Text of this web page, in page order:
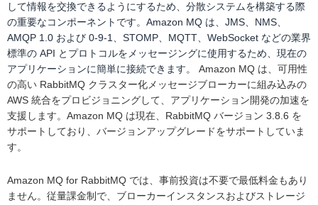
して情報を交換できるようにするため、分散システムを構築する際
の重要なコンポーネントです。Amazon MQ は、JMS、NMS、
AMQP 1.0 および 0-9-1、STOMP、MQTT、WebSocket などの業界
標準の API とプロトコルをメッセージングに使用するため、現在の
アプリケーションに簡単に接続できます。
Amazon MQ は、可用性
の高い RabbitMQ クラスター化メッセージブローカーに組み込みの
AWS 統合をプロビジョニングして、アプリケーション開発の加速を
支援します。Amazon MQ は現在、RabbitMQ バージョン 3.8.6 を
サポートしており、バージョンアップグレードをサポートしていま
す。
Amazon MQ for RabbitMQ では、事前投資は不要で最低料金もあり
ません。従量課金制で、ブローカーインスタンスおよびストレージ